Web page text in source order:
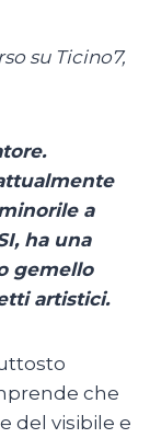
su Ticino7,
a
ha una
gemello
artistici.
che
del visibile e